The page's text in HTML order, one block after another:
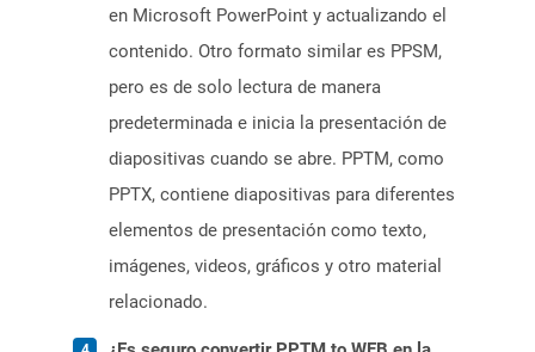
en Microsoft PowerPoint y actualizando el
contenido. Otro formato similar es PPSM,
pero es de solo lectura de manera
predeterminada e inicia la presentación de
diapositivas cuando se abre. PPTM, como
PPTX, contiene diapositivas para diferentes
elementos de presentación como texto,
imágenes, videos, gráficos y otro material
relacionado.